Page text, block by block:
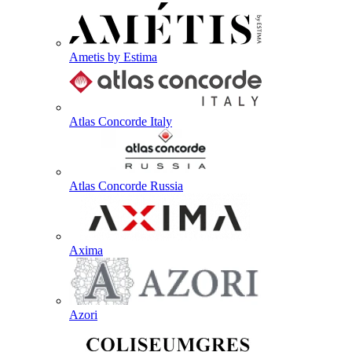
Ametis by Estima
Atlas Concorde Italy
Atlas Concorde Russia
Axima
Azori